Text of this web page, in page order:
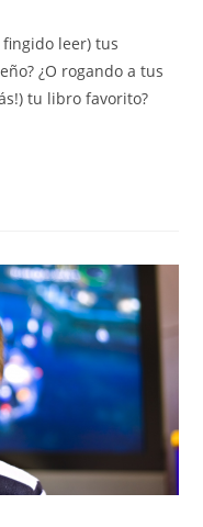
leer) tus
¿O rogando a tus
tu libro favorito?